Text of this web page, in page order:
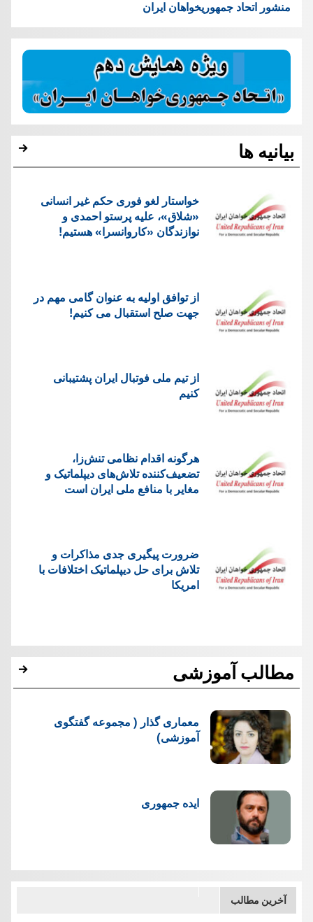
منشور اتحاد جمهوریخواهان ایران
بیانیه ها
خواستار لغو فوری حکم غیر انسانی
«شلاق»، علیه پرستو احمدی و
نوازندگان «کاروانسرا» هستیم!
از توافق اولیه به عنوان گامی مهم در
جهت صلح استقبال می کنیم!
از تیم ملی فوتبال ایران پشتیبانی
کنیم
هرگونه اقدام نظامی تنش‌زا،
تضعیف‌کننده تلاش‌های دیپلماتیک و
مغایر با منافع ملی ایران است
ضرورت پیگیری جدی مذاکرات و
تلاش برای حل دیپلماتیک اختلافات با
امریکا
مطالب آموزشی
معماری گذار ( مجموعه گفتگوی
آموزشی)
ایده جمهوری
آخرین مطالب